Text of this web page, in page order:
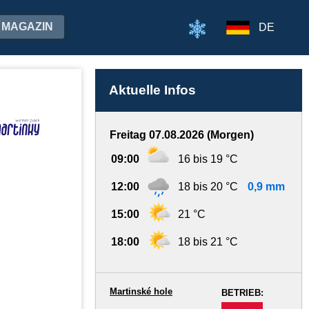
MAGAZIN DE
Aktuelle Infos
Freitag 07.08.2026 (Morgen)
09:00 16 bis 19 °C
12:00 18 bis 20 °C 0,9 mm
15:00 21 °C
18:00 18 bis 21 °C
BETRIEB:
Martinské hole